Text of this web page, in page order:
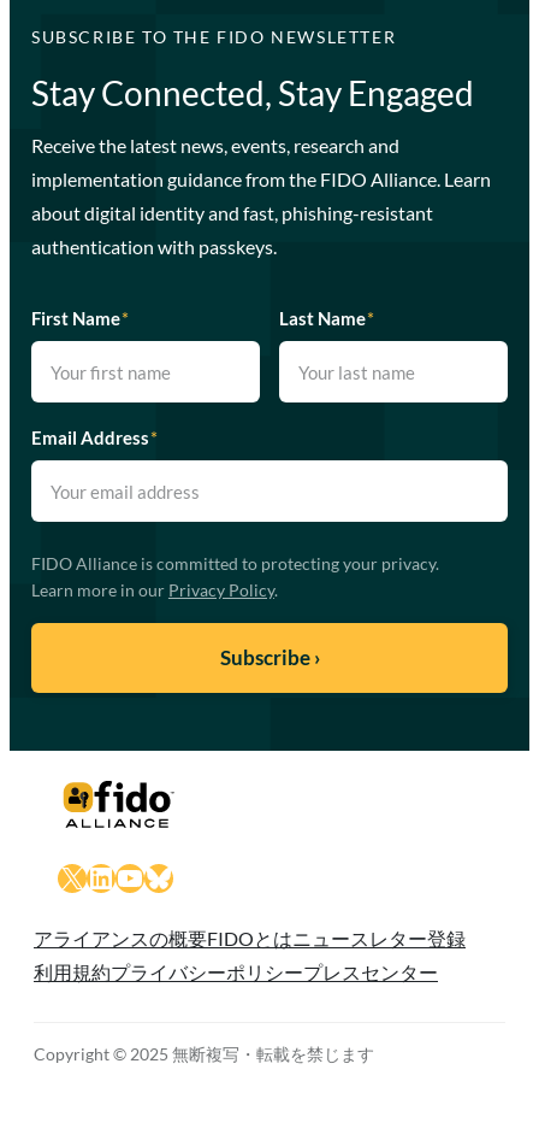
SUBSCRIBE TO THE FIDO NEWSLETTER
Stay Connected, Stay Engaged
Receive the latest news, events, research and
implementation guidance from the FIDO Alliance. Learn
about digital identity and fast, phishing-resistant
authentication with passkeys.
First Name* Last Name*
Email Address*
FIDO Alliance is committed to protecting your privacy.
Learn more in our Privacy Policy.
X LinkedIn
YouTube
Bluesky
アライアンスの概要FIDOとは ニュースレター登録
利用規約プライバシーポリシープレスセンター
Copyright © 2025 無断複写・転載を禁じます